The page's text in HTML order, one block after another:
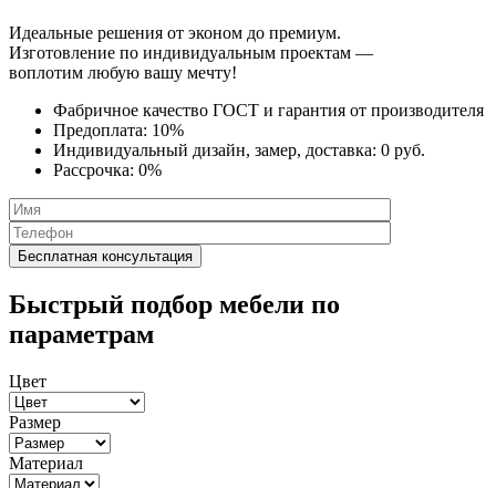
Идеальные решения от эконом до премиум.
Изготовление по индивидуальным проектам —
воплотим любую вашу мечту!
Фабричное качество ГОСТ и гарантия от производителя
Предоплата: 10%
Индивидуальный дизайн, замер, доставка: 0 руб.
Рассрочка: 0%
Быстрый подбор мебели по
параметрам
Цвет
Размер
Материал